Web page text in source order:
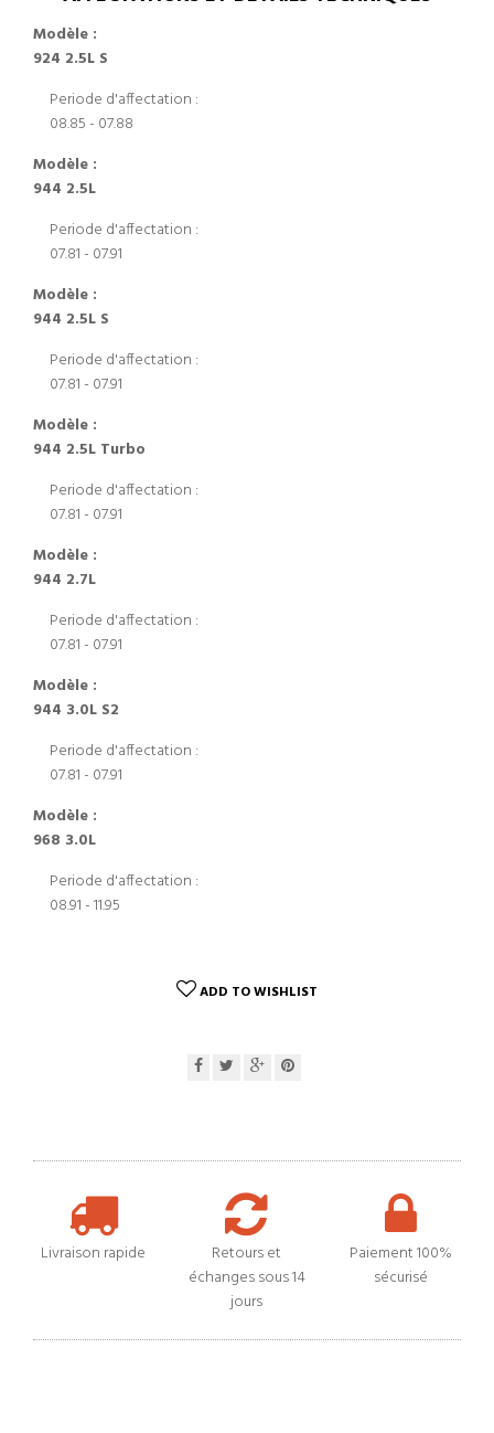
Modèle :
924 2.5L S
Periode d'affectation :
08.85 - 07.88
Modèle :
944 2.5L
Periode d'affectation :
07.81 - 07.91
Modèle :
944 2.5L S
Periode d'affectation :
07.81 - 07.91
Modèle :
944 2.5L Turbo
Periode d'affectation :
07.81 - 07.91
Modèle :
944 2.7L
Periode d'affectation :
07.81 - 07.91
Modèle :
944 3.0L S2
Periode d'affectation :
07.81 - 07.91
Modèle :
968 3.0L
Periode d'affectation :
08.91 - 11.95
ADD TO WISHLIST
Livraison rapide
Retours et
échanges sous 14
jours
Paiement 100%
sécurisé